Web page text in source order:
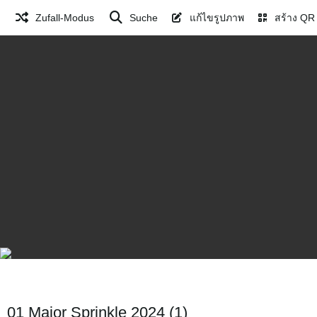
Zufall-Modus Suche แก้ไขรูปภาพ สร้าง
01 Major Sprinkle 2024 (1)